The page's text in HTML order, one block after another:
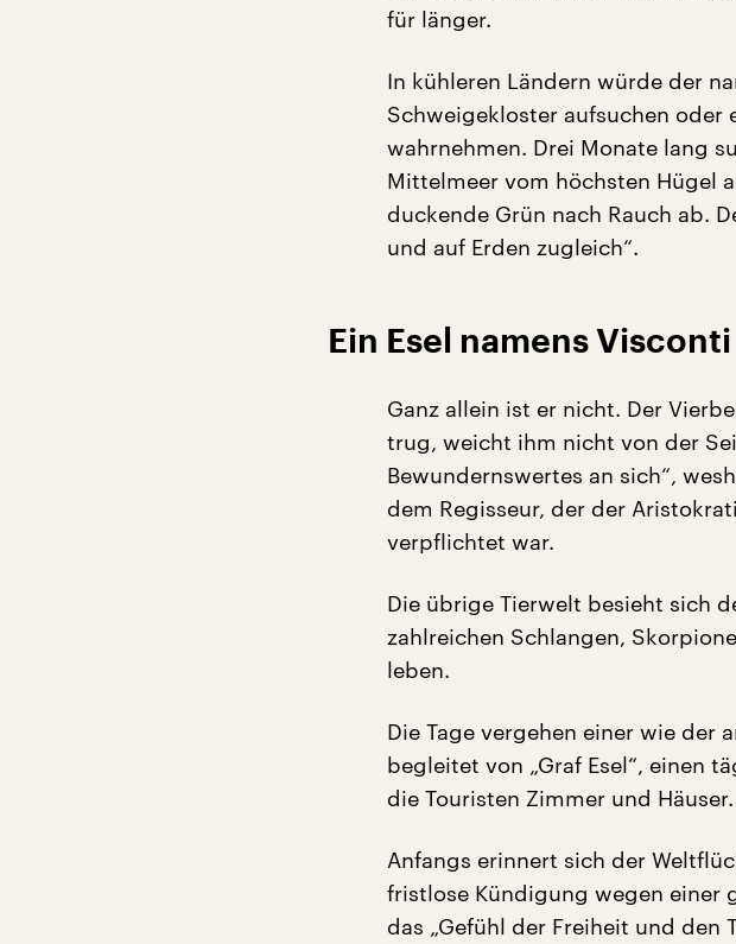
für länger.
In kühleren Ländern würde der
Schweigekloster aufsuchen oder
wahrnehmen. Drei Monate lang
Mittelmeer vom höchsten Hügel
duckende Grün nach Rauch ab.
und auf Erden zugleich“.
Ein Esel namens Visconti
Ganz allein ist er nicht. Der
trug, weicht ihm nicht von der
Bewundernswertes an sich“,
dem Regisseur, der der
verpflichtet war.
Die übrige Tierwelt besieht sich
zahlreichen Schlangen,
leben.
Die Tage vergehen einer wie der
begleitet von „Graf Esel“, einen
die Touristen Zimmer und Häuser.
Anfangs erinnert sich der
fristlose Kündigung wegen einer
das „Gefühl der Freiheit und den